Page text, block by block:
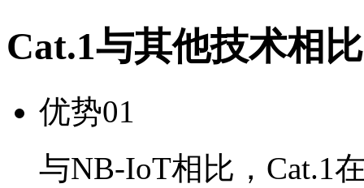
Cat.1与其他技术相
优势01
与NB-IoT相比，Cat.1